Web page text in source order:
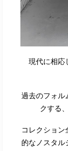
現代に相応
過去のフォル
クする
コレクション
的なノスタル